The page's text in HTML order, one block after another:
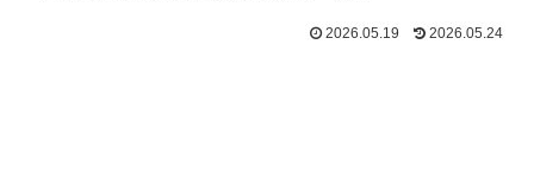
2026.05.19 2026.05.24